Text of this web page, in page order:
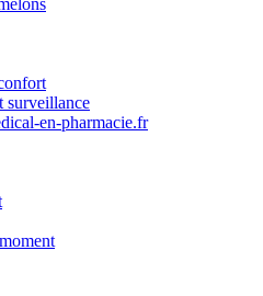
surveillance
en-pharmacie.fr